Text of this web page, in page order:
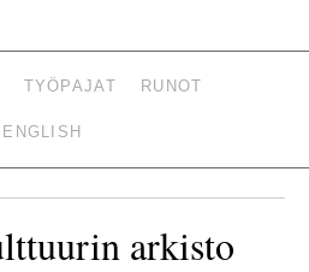
–
LUOVAN
TYÖPAJAT RUNOT
ENGLISH
arkisto